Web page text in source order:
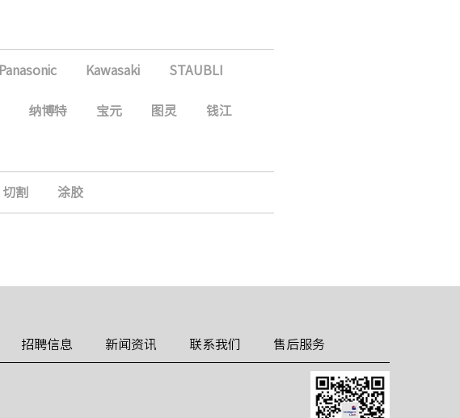
Panasonic Kawasaki STAUBLI
纳博特 宝元 图灵 钱江
切割 涂胶
招聘信息 新闻资讯 联系我们 售后服务